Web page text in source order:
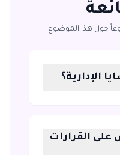
حول هذا الموضوع
الإدارية؟
القرارات